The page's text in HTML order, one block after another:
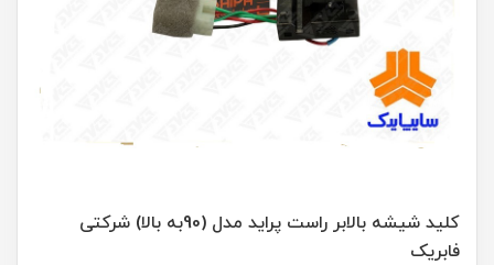
کلید شیشه بالابر راست پراید مدل (90به بالا) شرکتی
فابریک